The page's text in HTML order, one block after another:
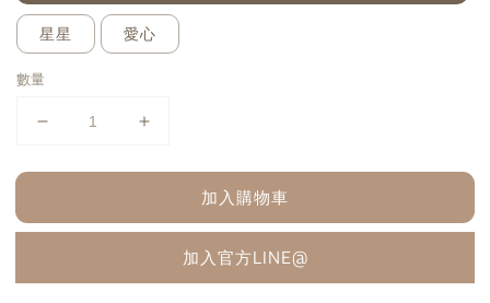
星星 愛心
數量
加入購物車
加入官方LINE@